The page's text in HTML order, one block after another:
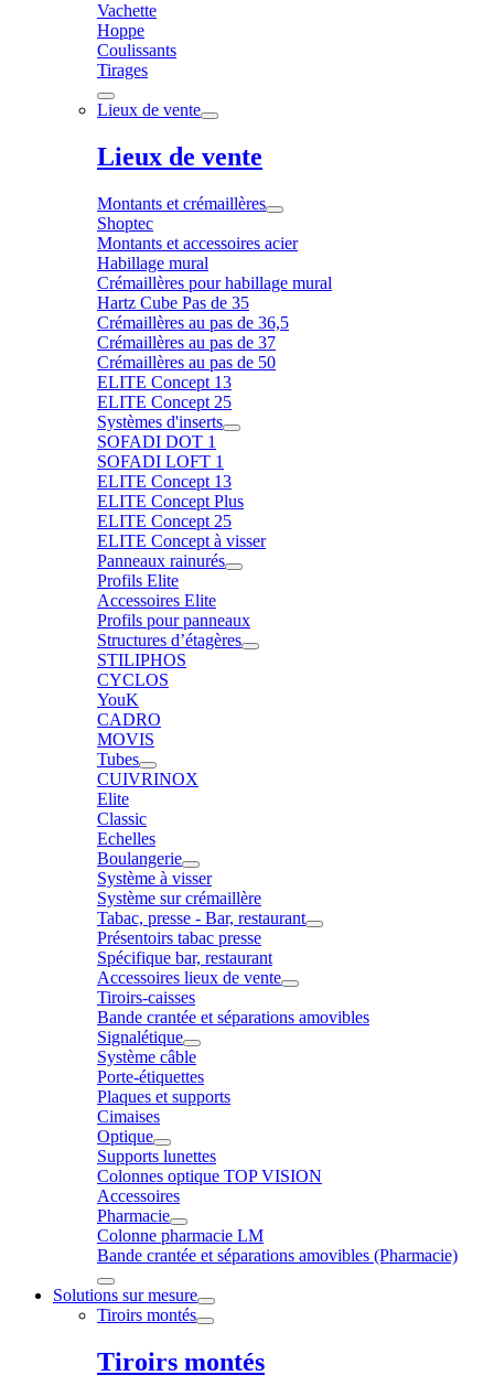
Vachette
Hoppe
Coulissants
Tirages
Lieux de vente
Lieux de vente
Montants et crémaillères
Shoptec
Montants et accessoires acier
Habillage mural
Crémaillères pour habillage mural
Hartz Cube Pas de 35
Crémaillères au pas de 36,5
Crémaillères au pas de 37
Crémaillères au pas de 50
ELITE Concept 13
ELITE Concept 25
Systèmes d'inserts
SOFADI DOT 1
SOFADI LOFT 1
ELITE Concept 13
ELITE Concept Plus
ELITE Concept 25
ELITE Concept à visser
Panneaux rainurés
Profils Elite
Accessoires Elite
Profils pour panneaux
Structures d’étagères
STILIPHOS
CYCLOS
YouK
CADRO
MOVIS
Tubes
CUIVRINOX
Elite
Classic
Echelles
Boulangerie
Système à visser
Système sur crémaillère
Tabac, presse - Bar, restaurant
Présentoirs tabac presse
Spécifique bar, restaurant
Accessoires lieux de vente
Tiroirs-caisses
Bande crantée et séparations amovibles
Signalétique
Système câble
Porte-étiquettes
Plaques et supports
Cimaises
Optique
Supports lunettes
Colonnes optique TOP VISION
Accessoires
Pharmacie
Colonne pharmacie LM
Bande crantée et séparations amovibles (Pharmacie)
Solutions sur mesure
Tiroirs montés
Tiroirs montés